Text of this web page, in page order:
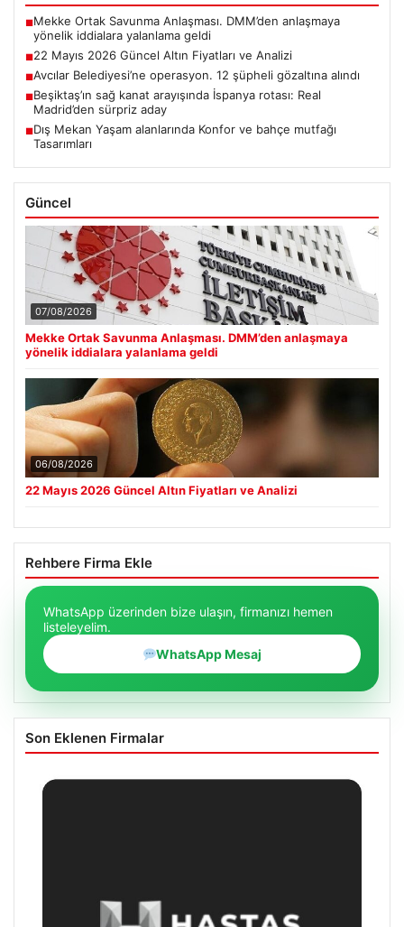
■Mekke Ortak Savunma Anlaşması. DMM’den anlaşmaya
yönelik iddialara yalanlama geldi
■22 Mayıs 2026 Güncel Altın Fiyatları ve Analizi
■Avcılar Belediyesi’ne operasyon. 12 şüpheli gözaltına alındı
■Beşiktaş’ın sağ kanat arayışında İspanya rotası: Real
Madrid’den sürpriz aday
■Dış Mekan Yaşam alanlarında Konfor ve bahçe mutfağı
Tasarımları
Güncel
07/08/2026
Mekke Ortak Savunma Anlaşması. DMM’den anlaşmaya
yönelik iddialara yalanlama geldi
06/08/2026
22 Mayıs 2026 Güncel Altın Fiyatları ve Analizi
Rehbere Firma Ekle
WhatsApp üzerinden bize ulaşın, firmanızı hemen
listeleyelim.
WhatsApp Mesaj
Son Eklenen Firmalar